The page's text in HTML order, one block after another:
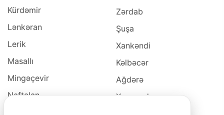
Kürdəmir
Lənkəran
Lerik
Masallı
Mingəçevir
Naftalan
Zərdab
Şuşa
Xankəndi
Kəlbəcər
Ağdərə
Xocavəd